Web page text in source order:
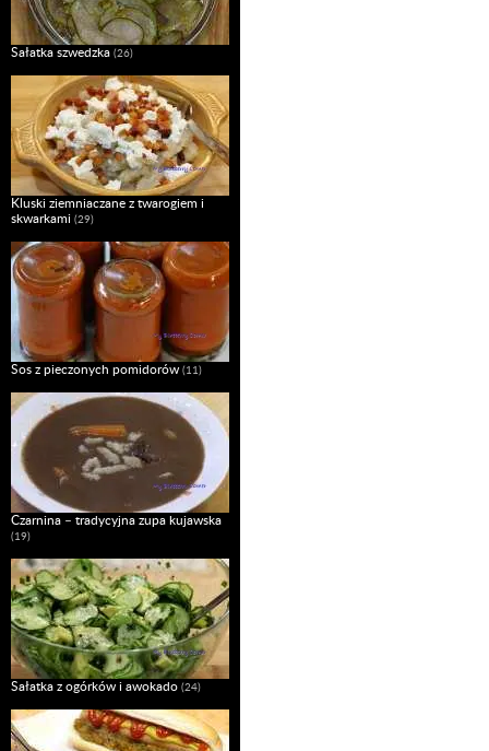
Sałatka szwedzka (26)
Kluski ziemniaczane z twarogiem i
skwarkami (29)
Sos z pieczonych pomidorów (11)
Czarnina – tradycyjna zupa kujawska
(19)
Sałatka z ogórków i awokado (24)